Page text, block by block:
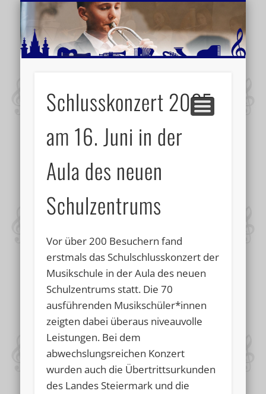
MUSIKSCHULE MARIAZELL
AKTUELLE BERICHTE
SCHULE
VIDEOS
VERANSTALTUNGSTIPPS
WEITERE INFORMATIONEN
Schlusskonzert 2025
am 16. Juni in der
Aula des neuen
Schulzentrums
Vor über 200 Besuchern fand
erstmals das Schulschlusskonzert der
Musikschule in der Aula des neuen
Schulzentrums statt. Die 70
ausführenden Musikschüler*innen
zeigten dabei überaus niveauvolle
Leistungen. Bei dem
abwechslungsreichen Konzert
wurden auch die Übertrittsurkunden
des Landes Steiermark und die